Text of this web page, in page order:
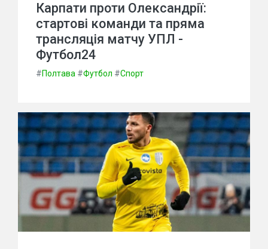
Карпати проти Олександрії:
стартові команди та пряма
трансляція матчу УПЛ -
Футбол24
#Полтава #Футбол #Спорт